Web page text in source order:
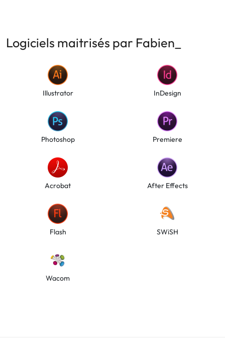
Logiciels maitrisés par Fabien_
Illustrator InDesign
Photoshop Premiere
Acrobat After Effects
Flash SWiSH
Wacom